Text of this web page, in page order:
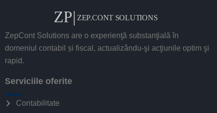
ZepCont Solutions are o experienţă substanţială în
domeniul contabil și fiscal, actualizându-şi acţiunile optim şi
rapid.
Serviciile oferite
Contabilitate